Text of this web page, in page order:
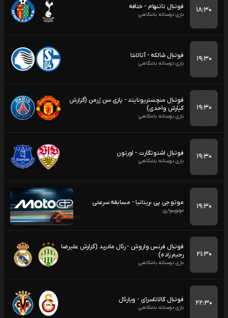
۱۸:۳۰ فوتبال تاتنهام - ختافه
بازی دوستانه باشگاهی
۱۹:۳۰ فوتبال شالکه - آتالانتا
بازی دوستانه باشگاهی
۱۹:۳۰
فوتبال منچستریونایتد - پاری سن ژرمن (گزارش
کیارش واحدی)
بازی دوستانه باشگاهی
۱۹:۳۰ فوتبال اشتوتگارت - اورتون
بازی دوستانه باشگاهی
۱۹:۳۰ موتو جی پی بریتانیا - مسابقه سرعتی
موتورسواری
۲۱:۳۰
فوتبال فرنس واروش - رئال مادرید (گزارش علیرضا
رحیم زاده)
بازی دوستانه باشگاهی
۲۲:۳۰ فوتبال گالاتاسرای - ویارئال
بازی دوستانه باشگاهی